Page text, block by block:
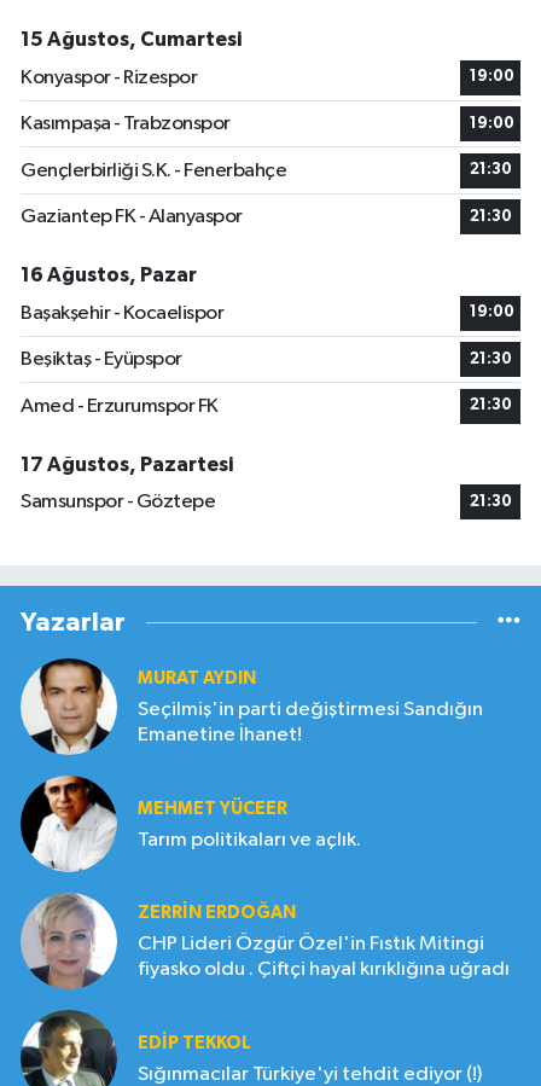
15 Ağustos, Cumartesi
Konyaspor - Rizespor
19:00
Kasımpaşa - Trabzonspor 19:00
Gençlerbirliği S.K. - Fenerbahçe 21:30
Gaziantep FK - Alanyaspor 21:30
16 Ağustos, Pazar
Başakşehir - Kocaelispor
19:00
Beşiktaş - Eyüpspor 21:30
Amed - Erzurumspor FK 21:30
17 Ağustos, Pazartesi
Samsunspor - Göztepe
21:30
Yazarlar
MURAT AYDIN
Seçilmiş'in parti değiştirmesi Sandığın
Emanetine İhanet!
MEHMET YÜCEER
Tarım politikaları ve açlık.
ZERRIN ERDOĞAN
CHP Lideri Özgür Özel'in Fıstık Mitingi
fiyasko oldu . Çiftçi hayal kırıklığına uğradı
EDIP TEKKOL
Sığınmacılar Türkiye'yi tehdit ediyor (!)